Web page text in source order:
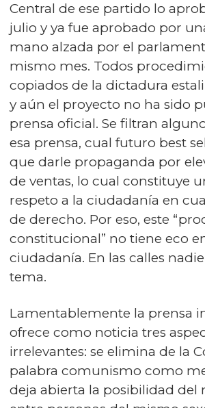
Central de ese partido lo
julio y ya fue aprobado por
mano alzada por el
mismo mes. Todos
copiados de la dictadura
y aún el proyecto no ha sido
prensa oficial. Se filtran
esa prensa, cual futuro best
que darle propaganda por
de ventas, lo cual constituye
respeto a la ciudadanía en
de derecho. Por eso, este
constitucional” no tiene eco
ciudadanía. En las calles
tema.
Lamentablemente la prensa
ofrece como noticia tres
irrelevantes: se elimina de la
palabra comunismo como
deja abierta la posibilidad